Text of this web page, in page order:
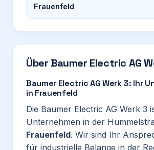
Frauenfeld
Über Baumer Electric AG
Baumer Electric AG Werk 3: Ihr
in Frauenfeld
Die Baumer Electric AG Werk 3
Unternehmen in der
Frauenfeld. Wir sind Ihr
für industrielle Belange in der